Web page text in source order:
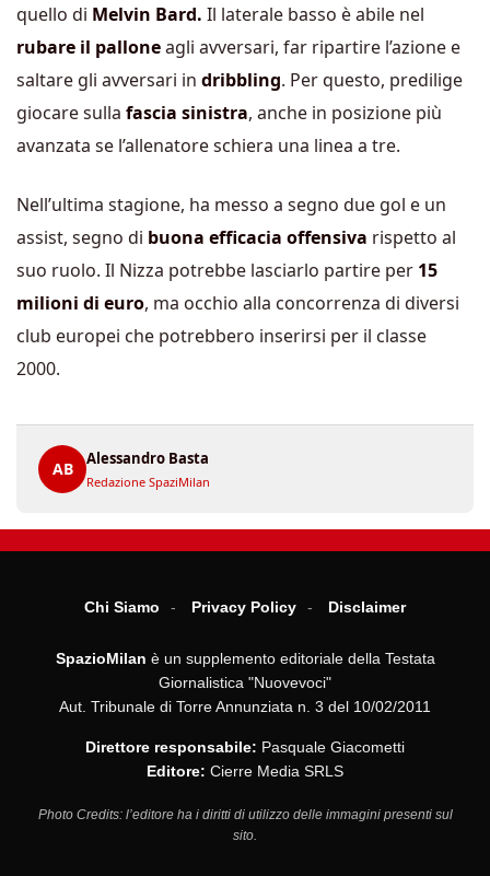
quello di Melvin Bard. Il laterale basso è abile nel
rubare il palloneagli avversari, far ripartire l’azione e
saltare gli avversari in dribbling. Per questo, predilige
giocare sulla fascia sinistra, anche in posizione più
avanzata se l’allenatore schiera una linea a tre.
Nell’ultima stagione, ha messo a segno due gol e un
assist, segno di buona efficacia offensiva rispetto al
suo ruolo. Il Nizza potrebbe lasciarlo partire per 15
milioni di euro, ma occhio alla concorrenza di diversi
club europei che potrebbero inserirsi per il classe
2000.
AB
Alessandro Basta
Redazione SpaziMilan
Chi Siamo Privacy Policy Disclaimer
SpazioMilan è un supplemento editoriale della Testata
Giornalistica "Nuovevoci"
Aut. Tribunale di Torre Annunziata n. 3 del 10/02/2011
Direttore responsabile: Pasquale Giacometti
Editore: Cierre Media SRLS
Photo Credits: l’editore ha i diritti di utilizzo delle immagini presenti sul
sito.